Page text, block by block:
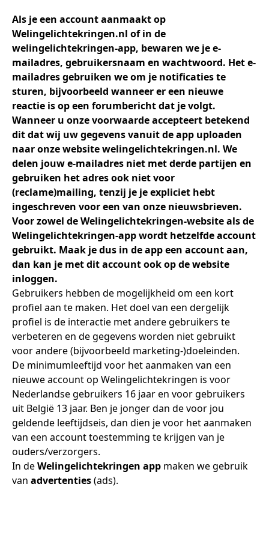
Als je een account aanmaakt op
Welingelichtekringen.nl of in de
welingelichtekringen-app, bewaren we jee-
mailadres, gebruikersnaam en wachtwoord. Het e-
mailadres gebruiken we om je notificaties te
sturen, bijvoorbeeld wanneer er een nieuwe
reactie is op een forumbericht dat je volgt.
Wanneer u onze voorwaarde accepteert betekend
dit dat wij uw gegevens vanuit de app uploaden
naar onze website welingelichtekringen.nl. We
delen jouwe-mailadres niet met derde partijen en
gebruiken het adres ook niet voor
(reclame)mailing, tenzij je je expliciet hebt
ingeschreven voor een van onze nieuwsbrieven.
Voor zowel de Welingelichtekringen-website als de
Welingelichtekringen-app wordt hetzelfde account
gebruikt. Maak je dus in de app een account aan,
dan kan je met dit account ook op de website
inloggen.
Gebruikers hebben de mogelijkheid om een kort
profiel aan te maken. Het doel van een dergelijk
profiel is de interactie met andere gebruikers te
verbeteren en de gegevens worden niet gebruikt
voor andere (bijvoorbeeld marketing-)doeleinden.
De minimumleeftijd voor het aanmaken van een
nieuwe account op Welingelichtekringen is voor
Nederlandse gebruikers 16 jaar en voor gebruikers
uit België 13 jaar. Ben je jonger dan de voor jou
geldende leeftijdseis, dan dien je voor het aanmaken
van een account toestemming te krijgen van je
ouders/verzorgers.
In deWelingelichtekringen app maken we gebruik
van advertenties(ads).